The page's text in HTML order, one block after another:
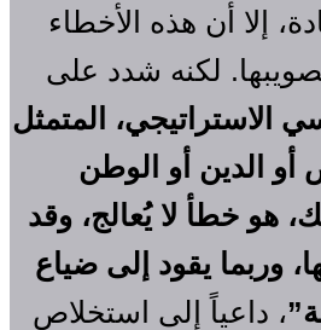
إلا أن هذه الأخطاء
لكنه شدد على
الاستراتيجي، المتمثل
أو الدين أو الوطن
هو خطأ لا يُعالج، وقد
وربما يقود إلى ضياع
، داعياً إلى استخلاص